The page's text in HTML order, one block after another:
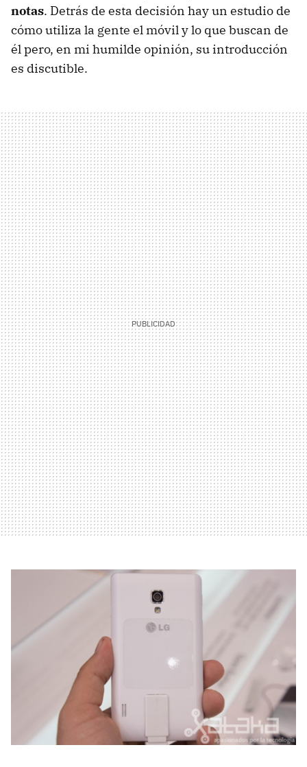
notas. Detrás de esta decisión hay un estudio de
cómo utiliza la gente el móvil y lo que buscan de
él pero, en mi humilde opinión, su introducción
es discutible.